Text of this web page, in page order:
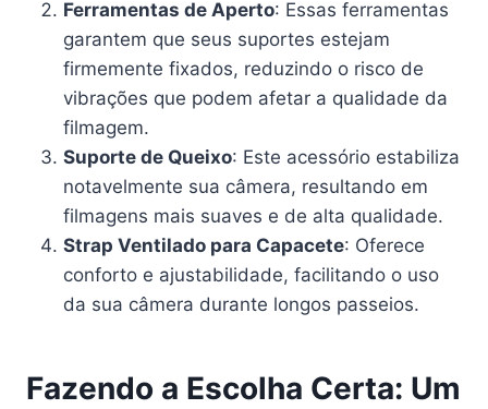
Ferramentas de Aperto: Essas ferramentas
garantem que seus suportes estejam
firmemente fixados, reduzindo o risco de
vibrações que podem afetar a qualidade da
filmagem.
Suporte de Queixo: Este acessório estabiliza
notavelmente sua câmera, resultando em
filmagens mais suaves e de alta qualidade.
Strap Ventilado para Capacete: Oferece
conforto e ajustabilidade, facilitando o uso
da sua câmera durante longos passeios.
Fazendo a Escolha Certa: Um